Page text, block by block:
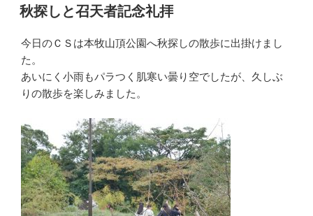
稿
日:
秋探しと召天者記念礼拝
今日のＣＳは本牧山頂公園へ秋探しの散歩に出掛けまし
た。
あいにく小雨もパラつく肌寒い曇り空でしたが、久しぶ
りの散歩を楽しみました。